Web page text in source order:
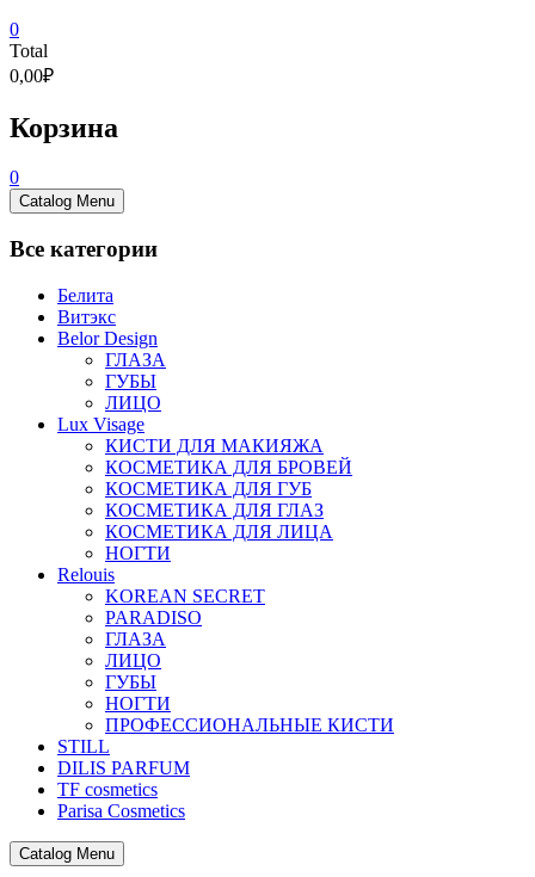
0
Total
0,00₽
Корзина
0
Catalog Menu
Все категории
Белита
Витэкс
Belor Design
ГЛАЗА
ГУБЫ
ЛИЦО
Lux Visage
КИСТИ ДЛЯ МАКИЯЖА
КОСМЕТИКА ДЛЯ БРОВЕЙ
КОСМЕТИКА ДЛЯ ГУБ
КОСМЕТИКА ДЛЯ ГЛАЗ
КОСМЕТИКА ДЛЯ ЛИЦА
НОГТИ
Relouis
KOREAN SECRET
PARADISO
ГЛАЗА
ЛИЦО
ГУБЫ
НОГТИ
ПРОФЕССИОНАЛЬНЫЕ КИСТИ
STILL
DILIS PARFUM
TF cosmetics
Parisa Cosmetics
Catalog Menu